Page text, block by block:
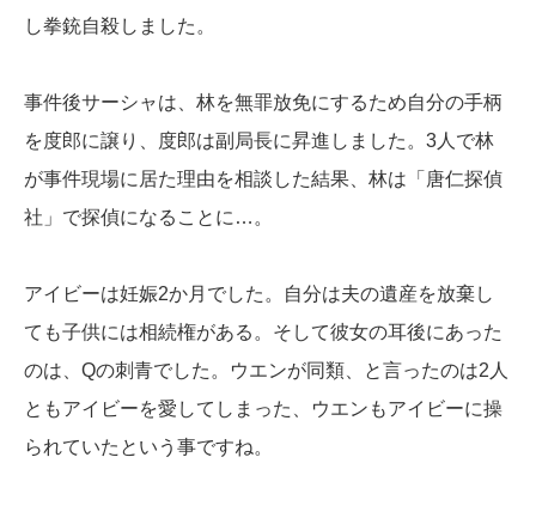
し拳銃自殺しました。
事件後サーシャは、林を無罪放免にするため自分の手柄
を度郎に譲り、度郎は副局長に昇進しました。3人で林
が事件現場に居た理由を相談した結果、林は「唐仁探偵
社」で探偵になることに…。
アイビーは妊娠2か月でした。自分は夫の遺産を放棄し
ても子供には相続権がある。そして彼女の耳後にあった
のは、Qの刺青でした。ウエンが同類、と言ったのは2人
ともアイビーを愛してしまった、ウエンもアイビーに操
られていたという事ですね。